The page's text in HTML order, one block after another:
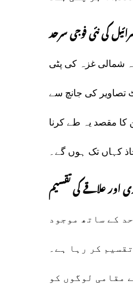
کی نئی فوجی سرحد
شمالی غزہ کی پٹی
تصاویر کی جانچ سے
کا مقصد یہ طے کرنا
کہاں تک ہوں گے۔
اور علاقے کی تقسیم
کے ساتھ موجود
کر رہا ہے۔
مقامی لوگوں کو